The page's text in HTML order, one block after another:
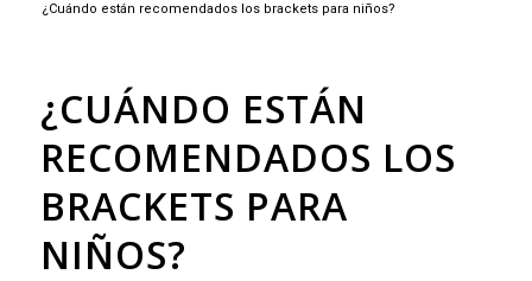
¿Cuándo están recomendados los brackets para niños?
¿CUÁNDO ESTÁN
RECOMENDADOS LOS
BRACKETS PARA
NIÑOS?